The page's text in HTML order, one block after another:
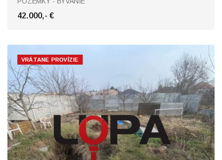
42.000,- €
VRÁTANE PROVÍZIE